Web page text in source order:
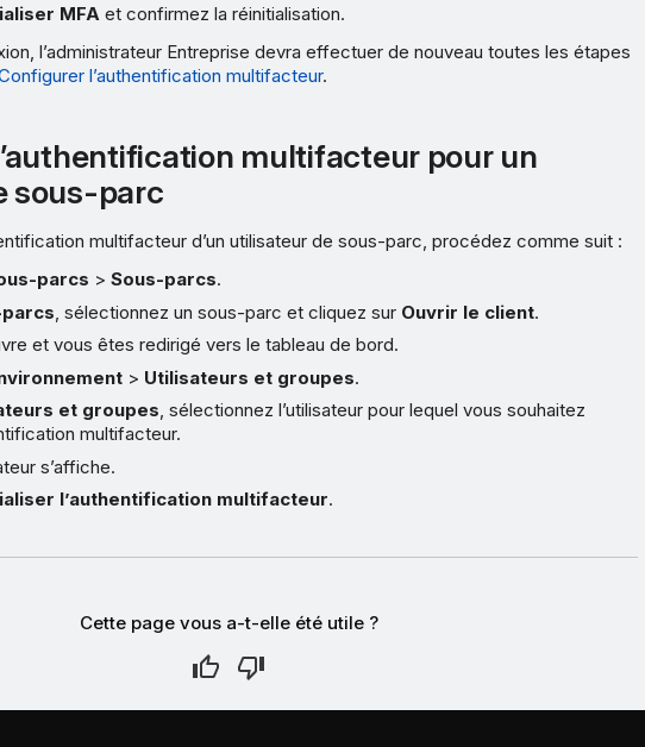
MFA et confirmez la réinitialisation.
l’administrateur Entreprise devra effectuer de nouveau toutes les étapes
l’authentification multifacteur.
multifacteur pour un
sous-parc
multifacteur d’un utilisateur de sous-parc, procédez comme suit :
parcs >Sous-parcs.
, sélectionnez un sous-parc et cliquez sur Ouvrir le client.
et vous êtes redirigé vers le tableau de bord.
> Utilisateurs et groupes.
et groupes, sélectionnez l’utilisateur pour lequel vous souhaitez
multifacteur.
s’affiche.
l’authentification multifacteur.
Cette page vous a-t-elle été utile ?